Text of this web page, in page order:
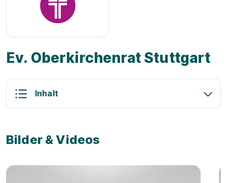
Ev. Oberkirchenrat Stuttgart
Inhalt
Bilder & Videos